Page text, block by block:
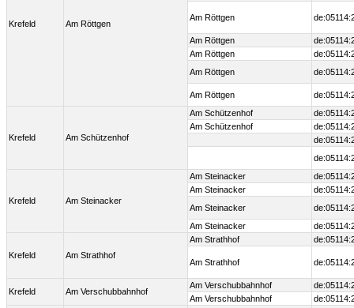
Krefeld Am Röttgen
Am Röttgen
Am Röttgen
Am Röttgen
Am Röttgen
Am Röttgen
Krefeld Am Schützenhof
Am Schützenhof
Am Schützenhof
Krefeld Am Steinacker
Am Steinacker
Am Steinacker
Am Steinacker
Am Steinacker
Krefeld Am Strathhof
Am Strathhof
Am Strathhof
Krefeld Am Verschubbahnhof
Am Verschubbahnhof
Am Verschubbahnhof